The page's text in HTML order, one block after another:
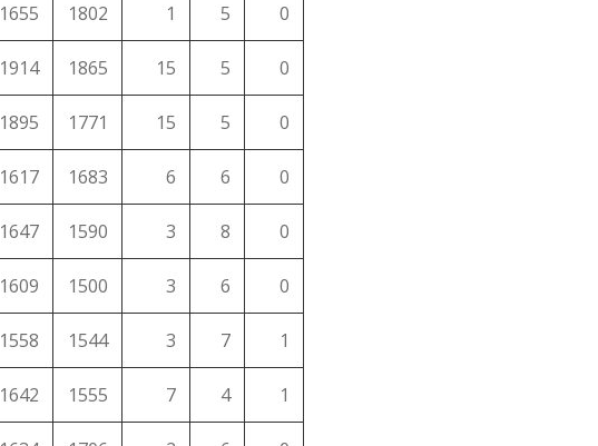
1655 1802 1 5 0
1914 1865 15 5 0
1895 1771 15 5 0
1617 1683 6 6 0
1647 1590 3 8 0
1609 1500 3 6 0
1558 1544 3 7 1
1642 1555 7 4 1